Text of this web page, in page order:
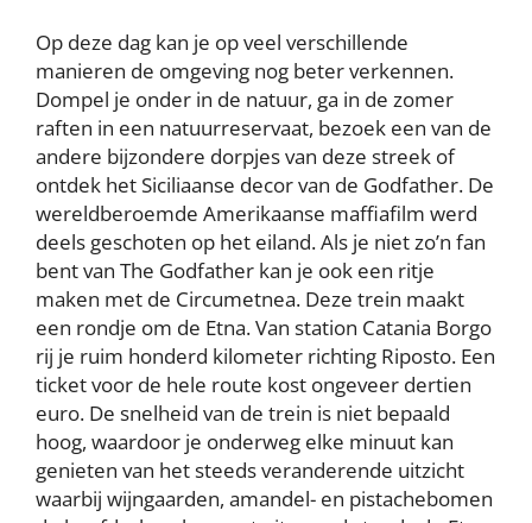
Op deze dag kan je op veel verschillende
manieren de omgeving nog beter verkennen.
Dompel je onder in de natuur, ga in de zomer
raften in een natuurreservaat, bezoek een van de
andere bijzondere dorpjes van deze streek of
ontdek het Siciliaanse decor van de Godfather. De
wereldberoemde Amerikaanse maffiafilm werd
deels geschoten op het eiland. Als je niet zo’n fan
bent van The Godfather kan je ook een ritje
maken met de Circumetnea. Deze trein maakt
een rondje om de Etna. Van station Catania Borgo
rij je ruim honderd kilometer richting Riposto. Een
ticket voor de hele route kost ongeveer dertien
euro. De snelheid van de trein is niet bepaald
hoog, waardoor je onderweg elke minuut kan
genieten van het steeds veranderende uitzicht
waarbij wijngaarden, amandel- en pistachebomen